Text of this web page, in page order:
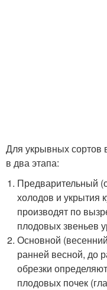
Для укрывных сортов
в два этапа:
Предварительный
холодов и укрытия
производят по
плодовых звеньев
Основной
ранней весной, до
обрезки
плодовых почек